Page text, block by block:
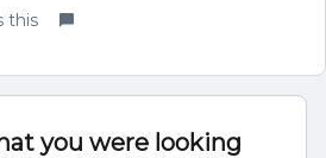
this
you were looking